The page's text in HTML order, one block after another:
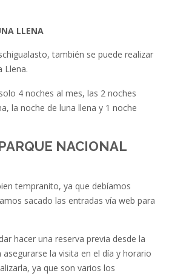
LLENA
también se puede realizar
Llena.
4 noches al mes, las 2 noches
la noche de luna llena y 1 noche
NACIONAL
tempranito, ya que debíamos
sacado las entradas vía web para
hacer una reserva previa desde la
la visita en el día y horario
ya que son varios los